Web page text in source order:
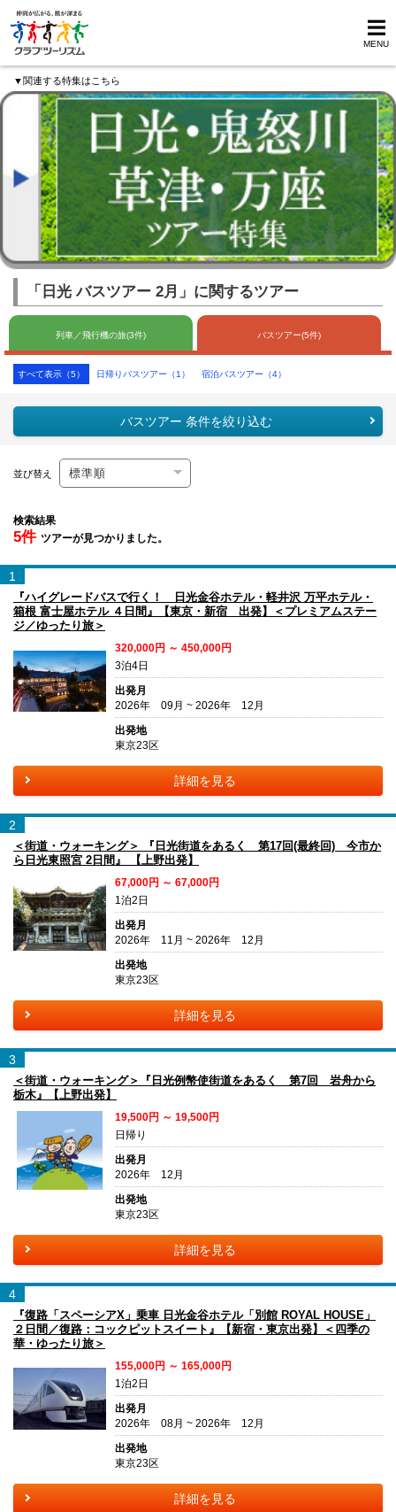
MENU
▼関連する特集はこちら
「日光 バスツアー 2月」に関するツアー
列車／飛行機の旅(3件) バスツアー(5件)
すべて表示（5） 日帰りバスツアー（1） 宿泊バスツアー（4）
バスツアー 条件を絞り込む
並び替え
検索結果
5件 ツアーが見つかりました。
1
『ハイグレードバスで行く！ 日光金谷ホテル・軽井沢 万平ホテル・
箱根 富士屋ホテル ４日間』【東京・新宿 出発】＜プレミアムステー
ジ／ゆったり旅＞
320,000円 ～ 450,000円
3泊4日
出発月
2026年 09月 ~ 2026年 12月
出発地
東京23区
詳細を見る
2
＜街道・ウォーキング＞ 『日光街道をあるく 第17回(最終回) 今市か
ら日光東照宮 2日間』 【上野出発】
67,000円 ～ 67,000円
1泊2日
出発月
2026年 11月 ~ 2026年 12月
出発地
東京23区
詳細を見る
3
＜街道・ウォーキング＞『日光例幣使街道をあるく 第7回 岩舟から
栃木』【上野出発】
19,500円 ～ 19,500円
日帰り
出発月
2026年 12月
出発地
東京23区
詳細を見る
4
『復路「スペーシアX」乗車 日光金谷ホテル「別館 ROYAL HOUSE」
２日間／復路：コックピットスイート』【新宿・東京出発】＜四季の
華・ゆったり旅＞
155,000円 ～ 165,000円
1泊2日
出発月
2026年 08月 ~ 2026年 12月
出発地
東京23区
詳細を見る